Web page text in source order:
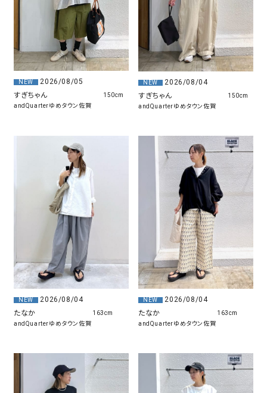
NEW
2026/08/05
すぎちゃん
andQuarterゆめタウン佐賀
150cm
NEW
2026/08/04
すぎちゃん
andQuarterゆめタウン佐賀
150cm
NEW
2026/08/04
たなか
andQuarterゆめタウン佐賀
163cm
NEW
2026/08/04
たなか
andQuarterゆめタウン佐賀
163cm